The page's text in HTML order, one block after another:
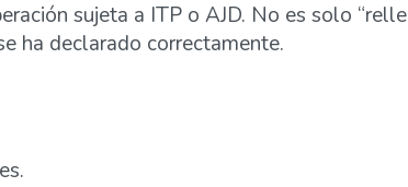
sujeta a ITP o AJD. No es solo
ha declarado correctamente.